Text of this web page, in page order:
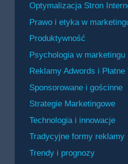
Optymalizacja Stron
Prawo i etyka w
Produktywność
Psychologia w marketingu
Reklamy Adwords i
Sponsorowane i gościnne
Strategie Marketingowe
Technologia i innowacje
Tradycyjne formy reklamy
Trendy i prognozy